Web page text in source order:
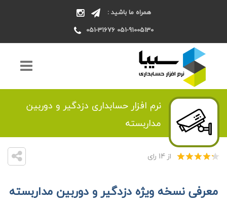
همراه ما باشید :
051-91005130 051-31676
نرم افزار حسابداری دزدگیر و دوربین
مداربسته
از 14 رای
معرفی نسخه ویژه دزدگیر و دوربین مداربسته